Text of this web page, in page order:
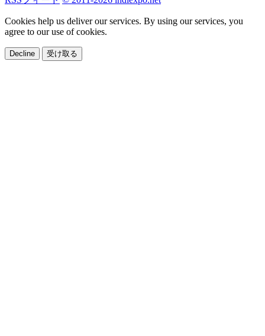
Cookies help us deliver our services. By using our services, you
agree to our use of cookies.
Decline 受け取る